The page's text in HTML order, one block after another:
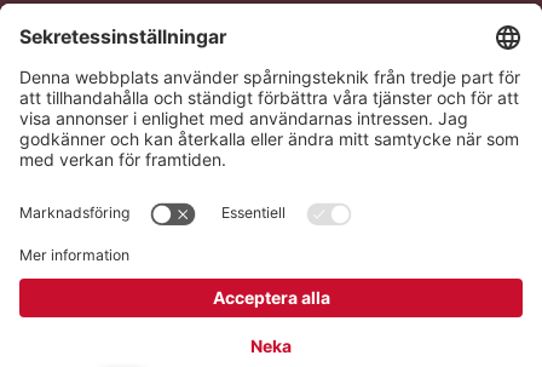
Följ oss!
Hero Global
Copyright © Hero 2026